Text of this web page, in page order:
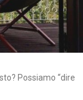
Possiamo “dire